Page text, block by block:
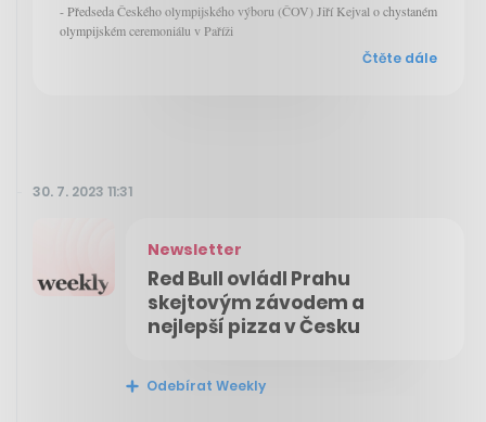
- Předseda Českého olympijského výboru (ČOV) Jiří Kejval o chystaném
olympijském ceremoniálu v Paříži
Čtěte dále
30. 7. 2023 11:31
Newsletter
Red Bull ovládl Prahu
skejtovým závodem a
nejlepší pizza v Česku
Odebírat Weekly